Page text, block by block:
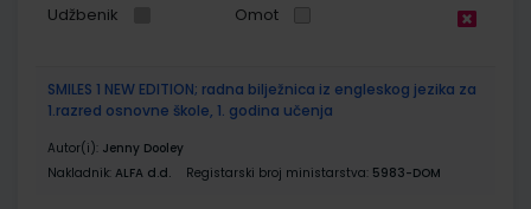
Udžbenik Omot
SMILES 1 NEW EDITION; radna bilježnica iz engleskog jezika za
1.razred osnovne škole, 1. godina učenja
Autor(i): Jenny Dooley
Nakladnik: ALFA d.d. Registarski broj ministarstva: 5983-DOM